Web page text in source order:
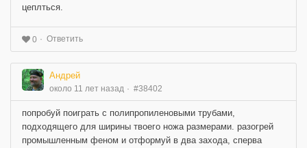
цеплться.
0 Ответить
Андрей
около 11 лет назад #38402
попробуй поиграть с полипропиленовыми трубами,
подходящего для ширины твоего ножа размерами. разогрей
промышленным феном и отформуй в два захода, сперва